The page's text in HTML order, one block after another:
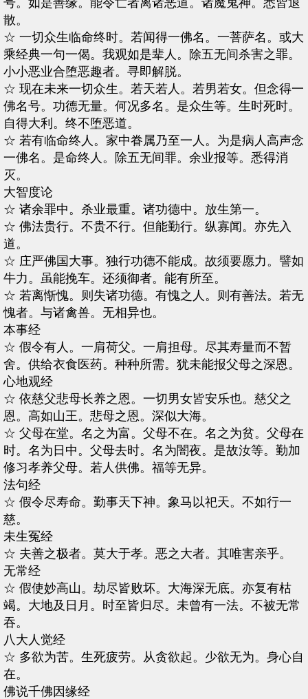
号。如是善缘。能令亡者离诸恶道。诸魔鬼神。悉皆退
散。
☆ 一切众生临命终时。若闻得一佛名。一菩萨名。或大
乘经典一句一偈。我观如是辈人。除五无间杀害之罪。
小小恶业合堕恶趣者。寻即解脱。
☆ 现在未来一切众生。若天若人。若男若女。但念得一
佛名号。功德无量。何况多名。是众生等。生时死时。
自得大利。终不堕恶道。
☆ 若有临命终人。家中眷属乃至一人。为是病人高声念
一佛名。是命终人。除五无间罪。余业报等。悉得消
灭。
大智度论
☆ 诸余罪中。杀业最重。诸功德中。放生第一。
☆ 佛法贵行。不贵不行。但能勤行。纵寡闻。亦先入
道。
☆ 庄严佛国大事。独行功德不能成。故须要愿力。譬如
牛力。虽能挽车。还须御者。能有所至。
☆ 若离惭愧。则失诸功德。有愧之人。则有善法。若无
愧者。与诸禽兽。无相异也。
本事经
☆ 假令有人。一肩荷父。一肩担母。尽其寿量而不暂
舍。供给衣食医药。种种所需。犹未能报父母之深恩。
心地观经
☆ 依慈父悲母长养之恩。一切男女皆安乐也。慈父之
恩。高如山王。悲母之恩。深似大海。
☆ 父母在堂。名之为富。父母不在。名之为贫。父母在
时。名为日中。父母去时。名为闇夜。是故汝等。勤加
修习孝养父母。若人供佛。福等无异。
法句经
☆ 假令尽寿命。勤事天下神。象马以祀天。不如行一
慈。
未生冤经
☆ 夫善之极者。莫大于孝。恶之大者。其唯害亲乎。
无常经
☆ 假使妙高山。劫尽皆败坏。大海深无底。亦复有枯
竭。大地及日月。时至皆归尽。未曾有一法。不被无常
吞。
八大人觉经
☆ 多欲为苦。生死疲劳。从贪欲起。少欲无为。身心自
在。
佛说千佛因缘经